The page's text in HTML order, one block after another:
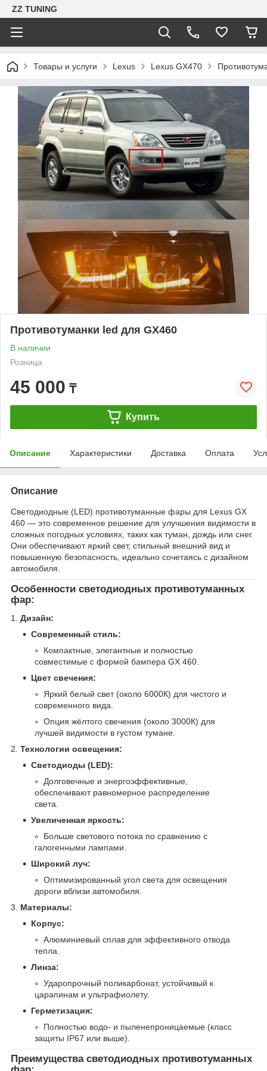
ZZ TUNING
Товары и услуги Lexus Lexus GX470
Противотуманки led для GX460
В наличии
Розница
45 000 ₸
Купить
Описание Характеристики Доставка Оплата
Описание
Светодиодные (LED) противотуманные фары для Lexus GX
460 — это современное решение для улучшения видимости в
сложных погодных условиях, таких как туман, дождь или снег.
Они обеспечивают яркий свет, стильный внешний вид и
повышенную безопасность, идеально сочетаясь с дизайном
автомобиля.
Особенности светодиодных противотуманных
фар:
1. Дизайн:
Современный стиль:
Компактные, элегантные и полностью
совместимые с формой бампера GX 460.
Цвет свечения:
Яркий белый свет (около 6000К) для чистого и
современного вида.
Опция жёлтого свечения (около 3000К) для
лучшей видимости в густом тумане.
2. Технологии освещения:
Светодиоды (LED):
Долговечные и энергоэффективные,
обеспечивают равномерное распределение
света.
Увеличенная яркость:
Больше светового потока по сравнению с
галогенными лампами.
Широкий луч:
Оптимизированный угол света для освещения
дороги вблизи автомобиля.
3. Материалы:
Корпус:
Алюминиевый сплав для эффективного отвода
тепла.
Линза:
Ударопрочный поликарбонат, устойчивый к
царапинам и ультрафиолету.
Герметизация:
Полностью водо- и пыленепроницаемые (класс
защиты IP67 или выше).
Преимущества светодиодных противотуманных